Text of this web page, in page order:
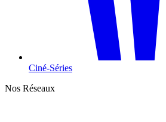
Ciné-Séries
Nos Réseaux